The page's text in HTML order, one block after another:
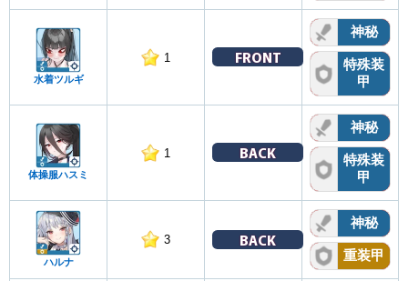
水着ツルギ
1 FRONT
神秘
特殊装
甲
体操服ハスミ
1 BACK
神秘
特殊装
甲
ハルナ
3 BACK
神秘
重装甲